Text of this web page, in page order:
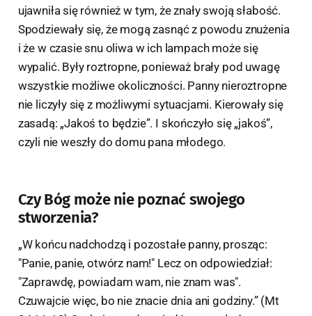
ujawniła się również w tym, że znały swoją słabość.
Spodziewały się, że mogą zasnąć z powodu znużenia
i że w czasie snu oliwa w ich lampach może się
wypalić. Były roztropne, ponieważ brały pod uwagę
wszystkie możliwe okoliczności. Panny nieroztropne
nie liczyły się z możliwymi sytuacjami. Kierowały się
zasadą: „Jakoś to będzie”. I skończyło się „jakoś”,
czyli nie weszły do domu pana młodego.
Czy Bóg może nie poznać swojego
stworzenia?
„W końcu nadchodzą i pozostałe panny, prosząc:
"Panie, panie, otwórz nam!" Lecz on odpowiedział:
"Zaprawdę, powiadam wam, nie znam was".
Czuwajcie więc, bo nie znacie dnia ani godziny.” (Mt